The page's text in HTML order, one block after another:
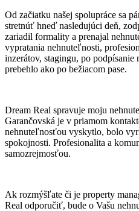
Od začiatku našej spolupráce sa
stretnúť hneď nasledujúci deň,
zariadil formality a prenajal
vypratania nehnuteľnosti,
inzerátov, stagingu, po
prebehlo ako po bežiacom pase.
Dream Real spravuje moju
Garančovská je v priamom
nehnuteľnosťou vyskytlo, bolo
spokojnosti. Profesionalita a
samozrejmosťou.
Ak rozmýšľate či je property
Real odporučiť, bude o Vašu